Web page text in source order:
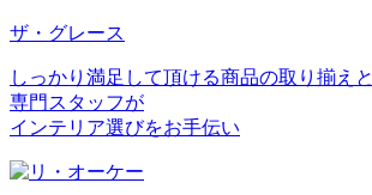
ザ・グレース
しっかり満足して頂ける商品の取り揃えと
専門スタッフが
インテリア選びをお手伝い